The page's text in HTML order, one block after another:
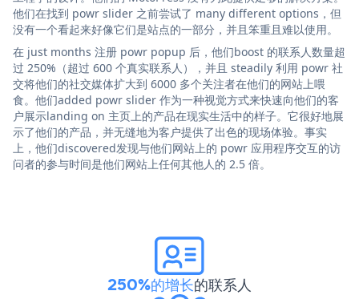
他们在找到 powr slider 之前尝试了 many different options，但
没有一个看起来好像它们是站点的一部分，并且笨重且难以使用。
在 just months 注册 powr popup 后，他们boost 的联系人数量超
过 250%（超过 600 个真实联系人），并且 steadily 利用 powr 社
交将他们的社交媒体扩大到 6000 多个关注者在他们的网站上喂
食。他们added powr slider 作为一种视觉方式来快速向他们的客
户展示landing on 主页上的产品在现实生活中的样子。它很好地展
示了他们的产品，并无缝地为客户提供了出色的现场体验。事实
上，他们discovered发现与他们网站上的 powr 应用程序交互的访
问者的参与时间是他们网站上任何其他人的 2.5 倍。
250%的增长的联系人